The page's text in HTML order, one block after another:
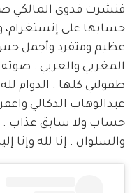
فنشرت فدوى المالكي
حسابها على إنستغرام،
عظيم ومتفرد وأجمل حس
المغربي والعربي .
طفولتي كلها . الدوام
عبدالوهاب الدكالي
حساب ولا سابق عذاب .
والسلوان . إنا لله وإنا